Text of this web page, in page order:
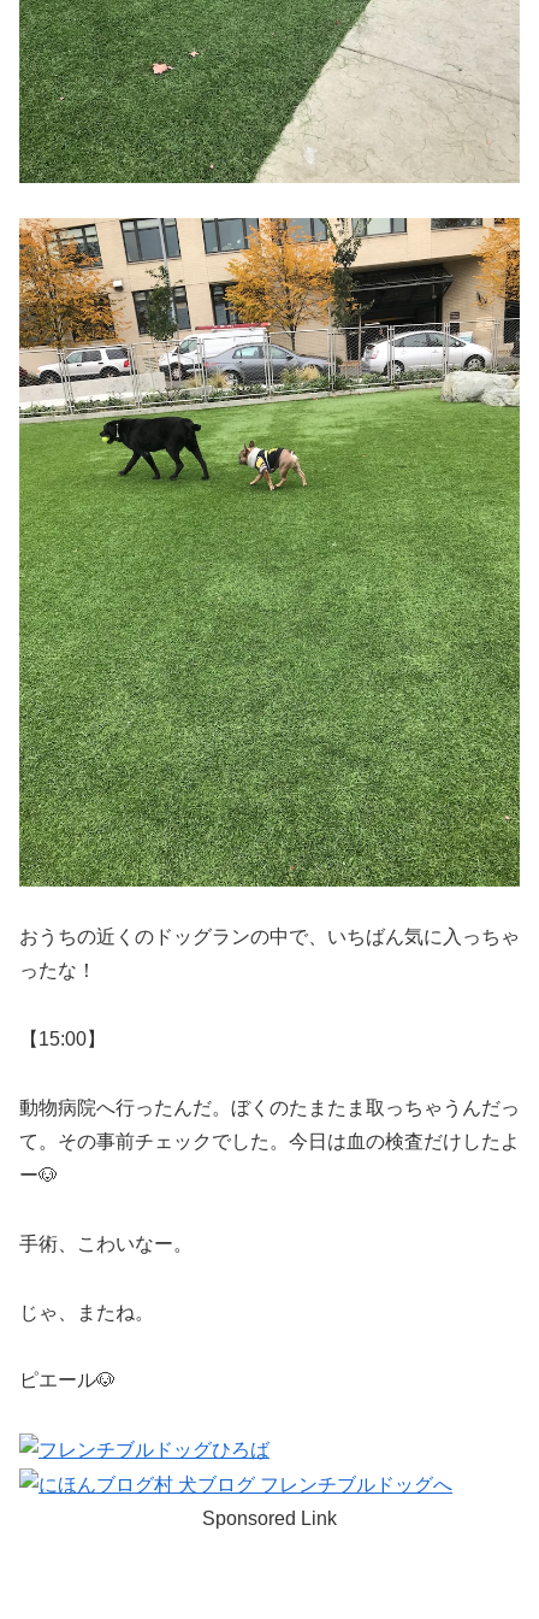
おうちの近くのドッグランの中で、いちばん気に入っちゃ
ったな！
【15:00】
動物病院へ行ったんだ。ぼくのたまたま取っちゃうんだっ
て。その事前チェックでした。今日は血の検査だけしたよ
ー🐶
手術、こわいなー。
じゃ、またね。
ピエール🐶
Sponsored Link